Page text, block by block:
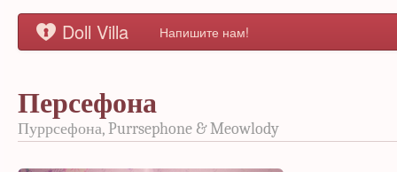
Doll Villa Напишите нам!
Персефона
Пуррсефона, Purrsephone & Meowlody